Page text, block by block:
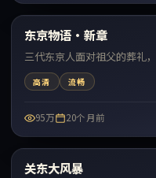
最新
东京物语·新章
三代东京人面对祖父的葬礼
高清 流畅
95万 20个月前
最新
关东大风暴